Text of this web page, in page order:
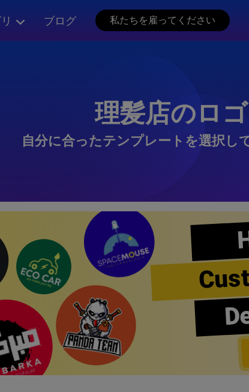
ブログ 私たちを雇ってください
理髪店のロゴ
自分に合ったテンプレートを選択し